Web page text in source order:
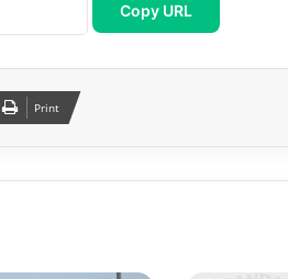
Copy URL
Print